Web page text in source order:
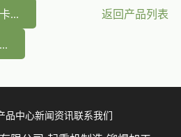
... 返回产品列表
品中心新闻资讯联系我们